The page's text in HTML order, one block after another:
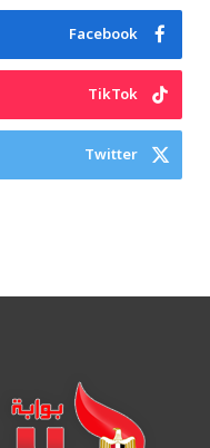
Facebook
TikTok
Twitter